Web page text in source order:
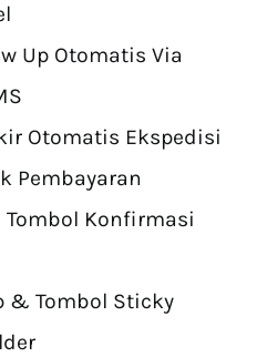
Up Otomatis Via
Otomatis Ekspedisi
Pembayaran
Tombol Konfirmasi
& Tombol Sticky